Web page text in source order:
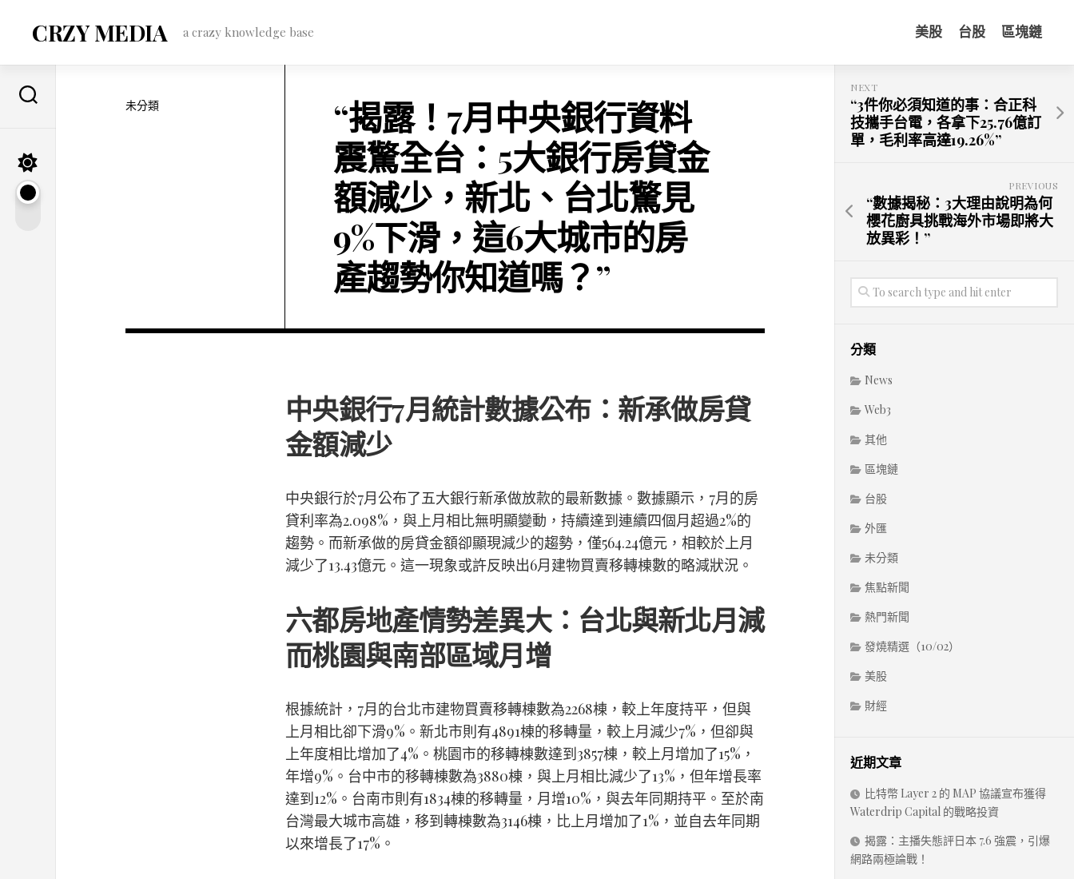
contentCRZY MEDIA a crazy knowledge base 美股 台股 區塊鏈
未分類
“揭露！7月中央銀行資料
震驚全台：5大銀行房貸金
額減少，新北、台北驚見
9%下滑，這6大城市的房
產趨勢你知道嗎？”
中央銀行7月統計數據公布：新承做房貸
金額減少
中央銀行於7月公布了五大銀行新承做放款的最新數據。數據顯示，7月的房
貸利率為2.098%，與上月相比無明顯變動，持續達到連續四個月超過2%的
趨勢。而新承做的房貸金額卻顯現減少的趨勢，僅564.24億元，相較於上月
減少了13.43億元。這一現象或許反映出6月建物買賣移轉棟數的略減狀況。
六都房地產情勢差異大：台北與新北月減
而桃園與南部區域月增
根據統計，7月的台北市建物買賣移轉棟數為2268棟，較上年度持平，但與
上月相比卻下滑9%。新北市則有4891棟的移轉量，較上月減少7%，但卻與
上年度相比增加了4%。桃園市的移轉棟數達到3857棟，較上月增加了15%，
年增9%。台中市的移轉棟數為3880棟，與上月相比減少了13%，但年增長率
達到12%。台南市則有1834棟的移轉量，月增10%，與去年同期持平。至於南
台灣最大城市高雄，移到轉棟數為3146棟，比上月增加了1%，並自去年同期
以來增長了17%。
NEXT
“3件你必須知道的事：合正科
技攜手台電，各拿下25.76億訂
單，毛利率高達19.26%”
PREVIOUS
“數據揭秘：3大理由說明為何
櫻花廚具挑戰海外市場即將大
放異彩！”
分類
News
Web3
其他
區塊鏈
台股
外匯
未分類
焦點新聞
熱門新聞
發燒精選（10/02）
美股
財經
近期文章
比特幣 Layer 2 的 MAP 協議宣布獲得
Waterdrip Capital 的戰略投資
揭露：主播失態評日本 7.6 強震，引爆
網路兩極論戰！